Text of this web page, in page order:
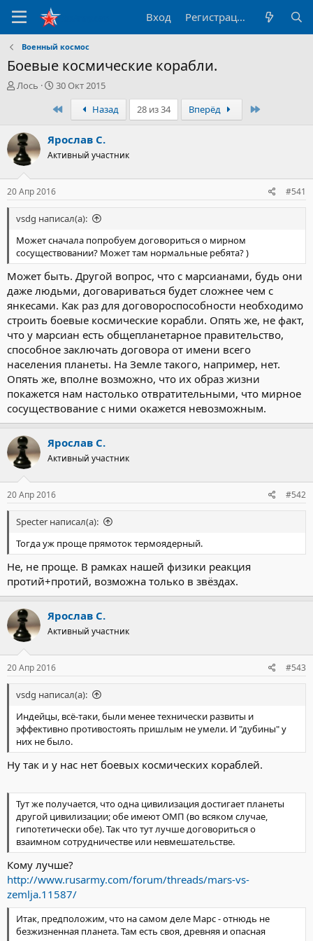
Вход Регистрация
Военный космос
Боевые космические корабли.
А
р
т
е
м
ы
Лось
Д
т
н
а
ч
30 Окт 2015
ПервыйНазад 28 из 34 Вперёд
Ярослав С.
Активный участник
20 Апр 2016 #541
vsdg написал(а):
Может сначала попробуем договориться о мирном
сосуществовании? Может там нормальные ребята? )
Может быть. Другой вопрос, что с марсианами, будь они
даже людьми, договариваться будет сложнее чем с
янкесами. Как раз для договороспособности необходимо
строить боевые космические корабли. Опять же, не факт,
что у марсиан есть общепланетарное правительство,
способное заключать договора от имени всего
населения планеты. На Земле такого, например, нет.
Опять же, вполне возможно, что их образ жизни
покажется нам настолько отвратительными, что мирное
сосуществование с ними окажется невозможным.
Ярослав С.
Активный участник
20 Апр 2016 #542
Specter написал(а):
Тогда уж проще прямоток термоядерный.
Не, не проще. В рамках нашей физики реакция
протий+протий, возможна только в звёздах.
Ярослав С.
Активный участник
20 Апр 2016 #543
vsdg написал(а):
Индейцы, всё-таки, были менее технически развиты и
эффективно противостоять пришлым не умели. И "дубины" у
них не было.
Ну так и у нас нет боевых космических кораблей.
Тут же получается, что одна цивилизация достигает планеты
другой цивилизации; обе имеют ОМП (во всяком случае,
гипотетически обе). Так что тут лучше договориться о
взаимном сотрудничестве или невмешательстве.
Кому лучше?
http://www.rusarmy.com/forum/threads/mars-vs-
zemlja.11587/
Итак, предположим, что на самом деле Марс - отнюдь не
безжизненная планета. Там есть своя, древняя и опасная